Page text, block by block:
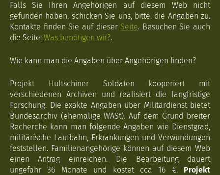
Falls Sie Ihren Angehörigen auf diesem Web nicht
gefunden haben, schicken Sie uns, bitte, die Angaben zu.
Kontakte finden Sie auf dieser Seite. Besuchen Sie auch
die Seite: Was benötigen wir?.
Wie kann man die Angaben über Angehörigen finden?
Projekt Hultschiner Soldaten kooperiert mit
verschiedenen Archiven und realisiert die langfristige
Forschung. Die exakte Angaben über Militärdienst bietet
Bundesarchiv (ehemalige WASt). Auf dem Grund breiter
Recherche kann man folgende Angaben wie Dienstgrad,
militärische Laufbahn, Erkrankungen und Verwundungen
feststellen. Familienangehörige können auf diesem Web
einen Antrag einreichen. Die Bearbeitung dauert
ungefähr 36 Monate und kostet cca 16 €. Projekt